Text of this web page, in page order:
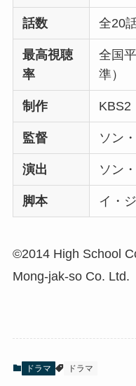
話数 全20
最高視聴
率
全国
準）
制作 KBS2
監督 ソン
演出 ソン
脚本 イ・
©2014 High School
Mong-jak-so Co. Ltd.
ドラマ ドラマ